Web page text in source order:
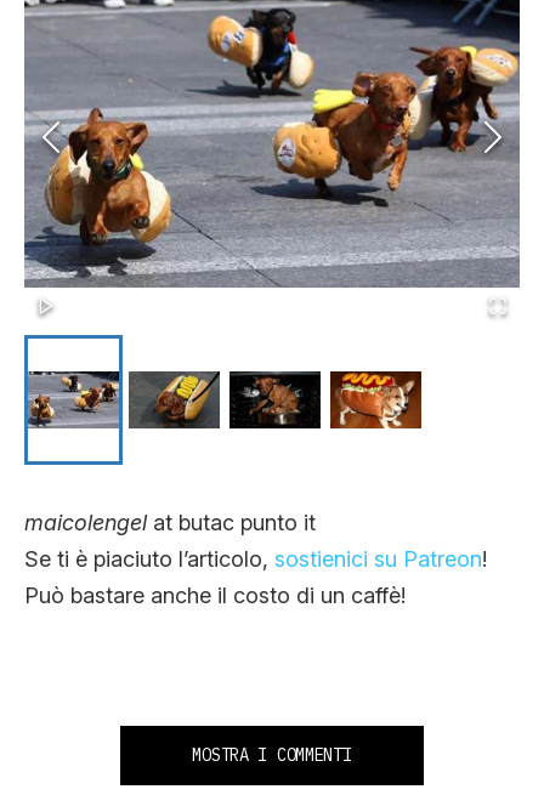
maicolengelat butac punto it
Se ti è piaciuto l’articolo, sostienici su Patreon!
Può bastare anche il costo di un caffè!
MOSTRA I COMMENTI